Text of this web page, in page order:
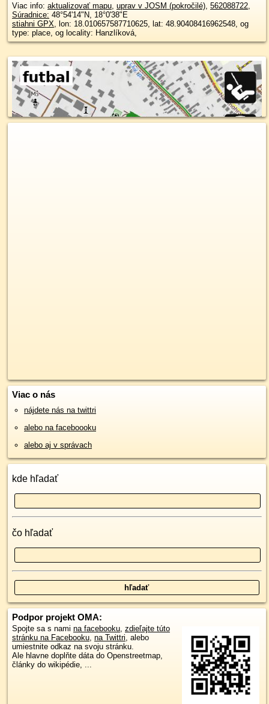
Viac info: aktualizovať mapu, uprav v JOSM (pokročilé), 562088722,
Súradnice: 48°54'14"N, 18°0'38"E
stiahni GPX, lon: 18.010657587710625, lat: 48.90408416962548, og
type: place, og locality: Hanzlíková,
Viac o nás
nájdete nás na twittri
alebo na faceboooku
alebo aj v správach
kde hľadať
čo hľadať
Podpor projekt OMA:
Spojte sa s nami na facebooku, zdieľajte túto
stránku na Facebooku, na Twittri, alebo
umiestnite odkaz na svoju stránku.
Ale hlavne doplňte dáta do Openstreetmap,
články do wikipédie, ...